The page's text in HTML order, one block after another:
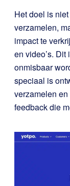
Het doel is
verzamelen,
impact te
en video’s.
onmisbaar
speciaal is
verzamelen
feedback die